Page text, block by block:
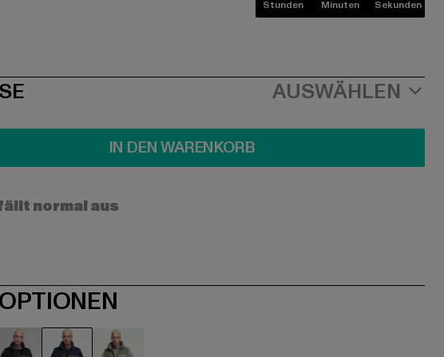
Stunden Minuten Sekunden
AUSWÄHLEN
IN DEN WARENKORB
normal aus